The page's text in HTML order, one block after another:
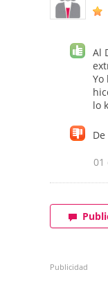
Al
Yo
lo
01
Publicidad